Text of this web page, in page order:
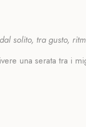
solito, tra gusto,
una serata tra i